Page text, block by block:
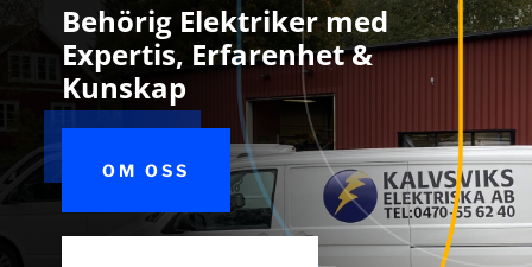
Behörig Elektriker med
Expertis, Erfarenhet &
Kunskap
OM OSS